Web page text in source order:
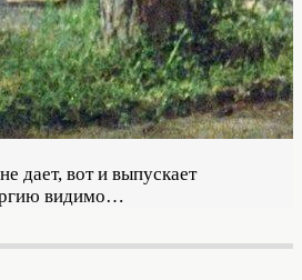
дает, вот и выпускает
видимо…